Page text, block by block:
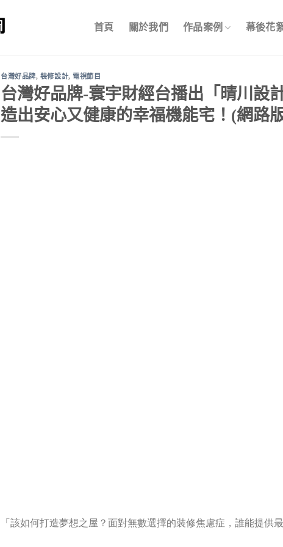
首頁 關於我們 作品案例 幕後花
台灣好品牌, 裝修設計,電視節目
台灣好品牌-寰宇財經台播出「晴川設
造出安心又健康的幸福機能宅！(網路
「該如何打造夢想之屋？面對無數選擇的裝修焦慮症，誰能提供最